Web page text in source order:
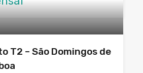
T2 – São Domingos de